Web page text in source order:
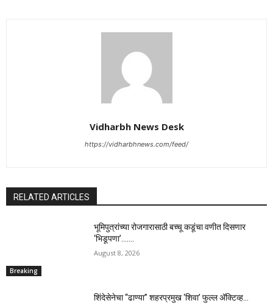
Vidharbh News Desk
https://vidharbhnews.com/feed/
RELATED ARTICLES
Breaking
भूमिपुत्रांच्या रोजगारासाठी बच्चू कडूंचा वणीत दिसणार
‘भिडूपणा’…….
August 8, 2026
शिंदेसेनेचा “ढाण्या” शहरप्रमुख ‘शिवा’ फुल्ल ॲक्टिव्ह…